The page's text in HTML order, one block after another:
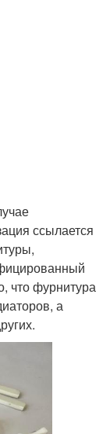
ссылается
что фурнитура
а